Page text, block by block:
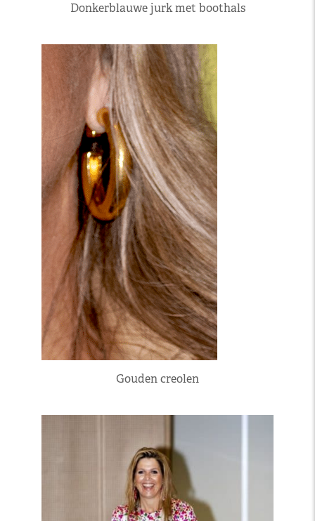
Donkerblauwe jurk met boothals
Gouden creolen